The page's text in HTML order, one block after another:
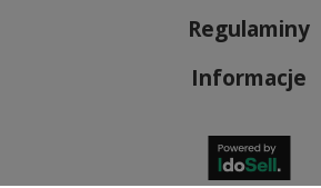
Regulaminy
Informacje